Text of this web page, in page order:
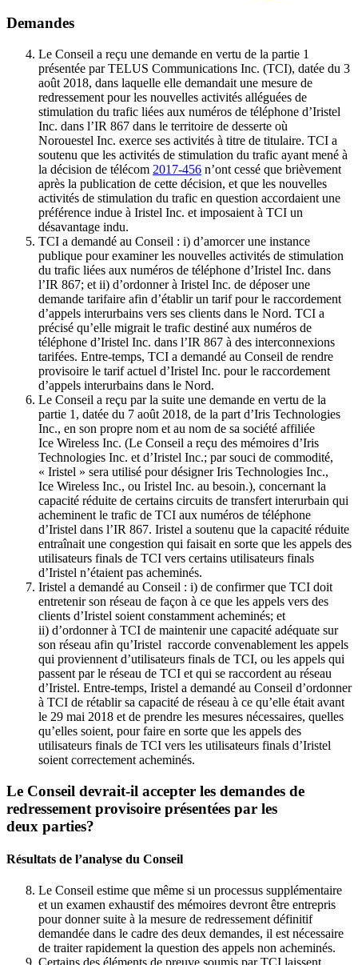
Demandes
Le Conseil a reçu une demande en vertu de la partie 1
présentée par TELUS Communications Inc. (TCI), datée du 3
août 2018, dans laquelle elle demandait une mesure de
redressement pour les nouvelles activités alléguées de
stimulation du trafic liées aux numéros de téléphone d’Iristel
Inc. dans l’IR 867 dans le territoire de desserte où
Norouestel Inc. exerce ses activités à titre de titulaire. TCI a
soutenu que les activités de stimulation du trafic ayant mené à
la décision de télécom 2017-456 n’ont cessé que brièvement
après la publication de cette décision, et que les nouvelles
activités de stimulation du trafic en question accordaient une
préférence indue à Iristel Inc. et imposaient à TCI un
désavantage indu.
TCI a demandé au Conseil : i) d’amorcer une instance
publique pour examiner les nouvelles activités de stimulation
du trafic liées aux numéros de téléphone d’Iristel Inc. dans
l’IR 867; et ii) d’ordonner à Iristel Inc. de déposer une
demande tarifaire afin d’établir un tarif pour le raccordement
d’appels interurbains vers ses clients dans le Nord. TCI a
précisé qu’elle migrait le trafic destiné aux numéros de
téléphone d’Iristel Inc. dans l’IR 867 à des interconnexions
tarifées. Entre-temps, TCI a demandé au Conseil de rendre
provisoire le tarif actuel d’Iristel Inc. pour le raccordement
d’appels interurbains dans le Nord.
Le Conseil a reçu par la suite une demande en vertu de la
partie 1, datée du 7 août 2018, de la part d’Iris Technologies
Inc., en son propre nom et au nom de sa société affiliée
Ice Wireless Inc. (Le Conseil a reçu des mémoires d’Iris
Technologies Inc. et d’Iristel Inc.; par souci de commodité,
« Iristel » sera utilisé pour désigner Iris Technologies Inc.,
Ice Wireless Inc., ou Iristel Inc. au besoin.), concernant la
capacité réduite de certains circuits de transfert interurbain qui
acheminent le trafic de TCI aux numéros de téléphone
d’Iristel dans l’IR 867. Iristel a soutenu que la capacité réduite
entraînait une congestion qui faisait en sorte que les appels des
utilisateurs finals de TCI vers certains utilisateurs finals
d’Iristel n’étaient pas acheminés.
Iristel a demandé au Conseil : i) de confirmer que TCI doit
entretenir son réseau de façon à ce que les appels vers des
clients d’Iristel soient constamment acheminés; et
ii) d’ordonner à TCI de maintenir une capacité adéquate sur
son réseau afin qu’Iristel raccorde convenablement les appels
qui proviennent d’utilisateurs finals de TCI, ou les appels qui
passent par le réseau de TCI et qui se raccordent au réseau
d’Iristel. Entre-temps, Iristel a demandé au Conseil d’ordonner
à TCI de rétablir sa capacité de réseau à ce qu’elle était avant
le 29 mai 2018 et de prendre les mesures nécessaires, quelles
qu’elles soient, pour faire en sorte que les appels des
utilisateurs finals de TCI vers les utilisateurs finals d’Iristel
soient correctement acheminés.
Le Conseil devrait-il accepter les demandes de
redressement provisoire présentées par les
deux parties?
Résultats de l’analyse du Conseil
Le Conseil estime que même si un processus supplémentaire
et un examen exhaustif des mémoires devront être entrepris
pour donner suite à la mesure de redressement définitif
demandée dans le cadre des deux demandes, il est nécessaire
de traiter rapidement la question des appels non acheminés.